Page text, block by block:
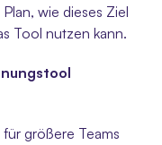
wie dieses Ziel
Tool nutzen kann.
größere Teams